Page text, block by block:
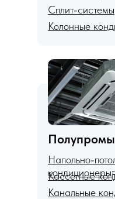
Канальные
Кассетные
Напольно-
кондиционеры
Сплит-системы
Колонные